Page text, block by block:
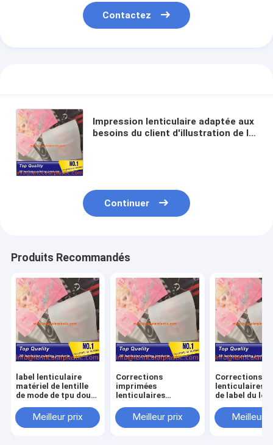
Contactez
Impression lenticulaire adaptée aux
besoins du client d'illustration de la
Continuer
Produits Recommandés
label lenticulaire
matériel de lentille
de mode de tpu doux
commande de tissu
pour des
Meilleur prix
Corrections
imprimées
lenticulaires
correction 3D TPU
de chaleur de logo
Meilleur prix
Corrections
lenticulaires
de label du
d'impression
chaleur de la
Meilleur